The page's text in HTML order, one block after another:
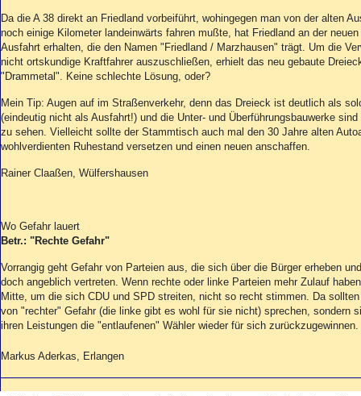
Da die A 38 direkt an Friedland vorbeiführt, wohingegen man von der alten
noch einige Kilometer landeinwärts fahren mußte, hat Friedland an der
Ausfahrt erhalten, die den Namen "Friedland / Marzhausen" trägt. Um die
nicht ortskundige Kraftfahrer auszuschließen, erhielt das neu gebaute
"Drammetal". Keine schlechte Lösung, oder?
Mein Tip: Augen auf im Straßenverkehr, denn das Dreieck ist deutlich als
(eindeutig nicht als Ausfahrt!) und die Unter- und Überführungsbauwerke
zu sehen. Vielleicht sollte der Stammtisch auch mal den 30 Jahre alten
wohlverdienten Ruhestand versetzen und einen neuen anschaffen.
Rainer Claaßen, Wülfershausen
Wo Gefahr lauert
Betr.: "Rechte Gefahr"
Vorrangig geht Gefahr von Parteien aus, die sich über die Bürger erheben
doch angeblich vertreten. Wenn rechte oder linke Parteien mehr Zulauf
Mitte, um die sich CDU und SPD streiten, nicht so recht stimmen. Da
von "rechter" Gefahr (die linke gibt es wohl für sie nicht) sprechen, sondern
ihren Leistungen die "entlaufenen" Wähler wieder für sich zurückzugewinnen.
Markus Aderkas, Erlangen